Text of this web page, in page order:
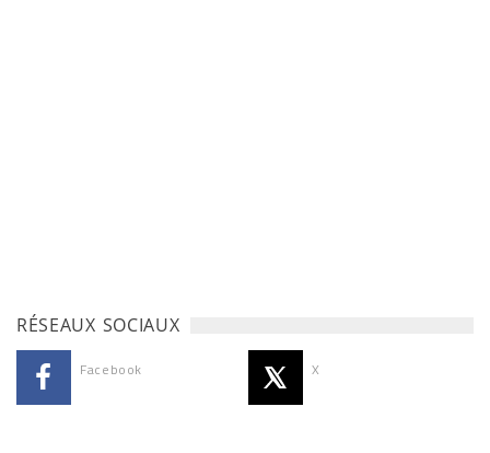
RÉSEAUX SOCIAUX
Facebook X